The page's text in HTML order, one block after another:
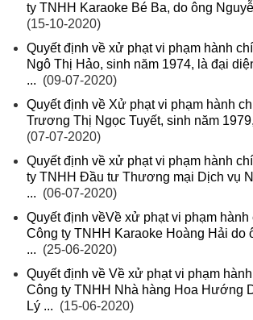
ty TNHH Karaoke Bé Ba, do ông
(15-10-2020)
Quyết định về xử phạt vi phạm hành
Ngô Thị Hảo, sinh năm 1974, là đại
... (09-07-2020)
Quyết định về Xử phạt vi phạm hành
Trương Thị Ngọc Tuyết, sinh năm
(07-07-2020)
Quyết định về xử phạt vi phạm hành
ty TNHH Đầu tư Thương mại Dịch vụ
... (06-07-2020)
Quyết định vềVề xử phạt vi phạm
Công ty TNHH Karaoke Hoàng Hải do
... (25-06-2020)
Quyết định về Về xử phạt vi phạm
Công ty TNHH Nhà hàng Hoa Hướng
Lý ... (15-06-2020)